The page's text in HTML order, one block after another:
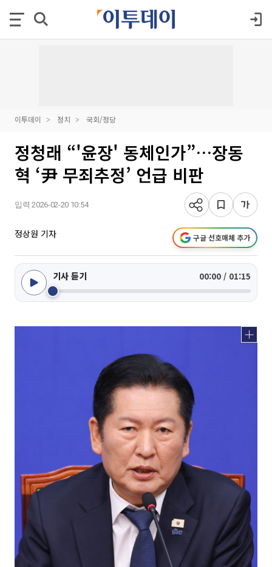
이투데이 정치 국회/정당
정청래 “'윤장' 동체인가”…장동
혁 ‘尹 무죄추정’ 언급 비판
입력 2026-02-20 10:54
정상원 기자 구글 선호매체 추가
기사 듣기 00:00 / 01:15